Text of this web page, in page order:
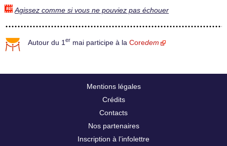
Agissez comme si vous ne pouviez pas échouer
Autour du 1er mai participe à la Coredem
Mentions légales
Crédits
Contacts
Nos partenaires
Inscription à l’infolettre